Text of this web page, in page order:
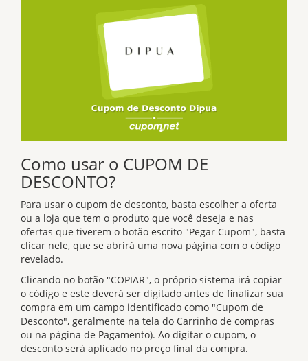
Como usar o CUPOM DE
DESCONTO?
Para usar o cupom de desconto, basta escolher a oferta
ou a loja que tem o produto que você deseja e nas
ofertas que tiverem o botão escrito "Pegar Cupom", basta
clicar nele, que se abrirá uma nova página com o código
revelado.
Clicando no botão "COPIAR", o próprio sistema irá copiar
o código e este deverá ser digitado antes de finalizar sua
compra em um campo identificado como "Cupom de
Desconto", geralmente na tela do Carrinho de compras
ou na página de Pagamento). Ao digitar o cupom, o
desconto será aplicado no preço final da compra.